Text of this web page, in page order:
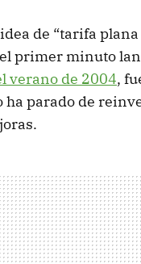
de “tarifa
primer minuto
verano de 2004,
ha parado de